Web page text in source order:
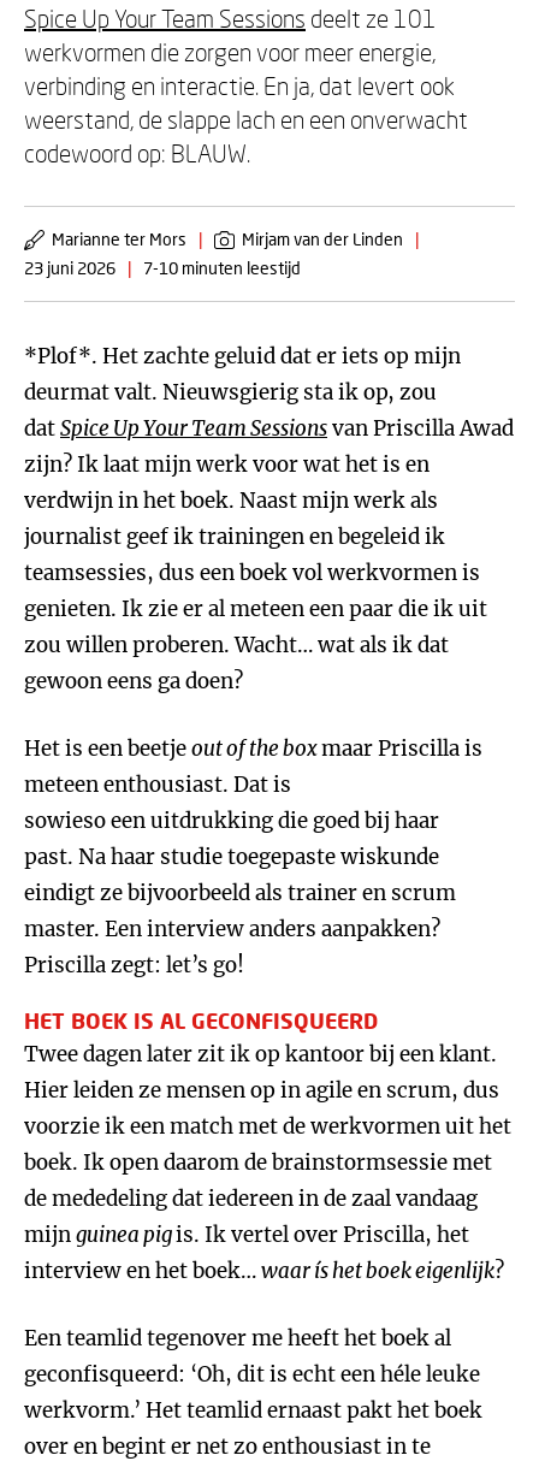
Spice Up Your Team Sessions deelt ze 101
werkvormen die zorgen voor meer energie,
verbinding en interactie. En ja, dat levert ook
weerstand, de slappe lach en een onverwacht
codewoord op: BLAUW.
Marianne ter Mors | Mirjam van der Linden
|
23 juni 2026
| 7-10 minuten leestijd
*Plof*. Het zachte geluid dat er iets op mijn
deurmat valt. Nieuwsgierig sta ik op, zou
datSpice Up Your Team Sessionsvan Priscilla Awad
zijn? Ik laat mijn werk voor wat het is en
verdwijn in het boek. Naast mijn werk als
journalist geef ik trainingen en begeleid ik
teamsessies, dus een boek vol werkvormen is
genieten. Ik zie er al meteen een paar die ik uit
zou willen proberen. Wacht… wat als ik dat
gewoon eens ga doen?
Het is een beetjeout of the boxmaar Priscilla is
meteen enthousiast. Dat is
sowieso een uitdrukking die goed bij haar
past. Na haar studie toegepaste wiskunde
eindigt ze bijvoorbeeld als trainer en scrum
master. Een interview anders aanpakken?
Priscilla zegt: let’s go!
HET BOEK IS AL GECONFISQUEERD
Twee dagen later zit ik op kantoor bij een klant.
Hier leiden ze mensen op in agile en scrum, dus
voorzie ik een match met de werkvormen uit het
boek. Ik open daarom de brainstormsessie met
de mededeling dat iedereen in de zaal vandaag
mijnguinea pigis. Ik vertel over Priscilla, het
interview en het boek…waar ís het boek eigenlijk?
Een teamlid tegenover me heeft het boek al
geconfisqueerd: ‘Oh, dit is echt een héle leuke
werkvorm.’ Het teamlid ernaast pakt het boek
over en begint er net zo enthousiast in te